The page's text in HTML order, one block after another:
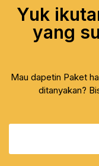
Yuk
yang
Mau dapetin Paket
ditanyakan?